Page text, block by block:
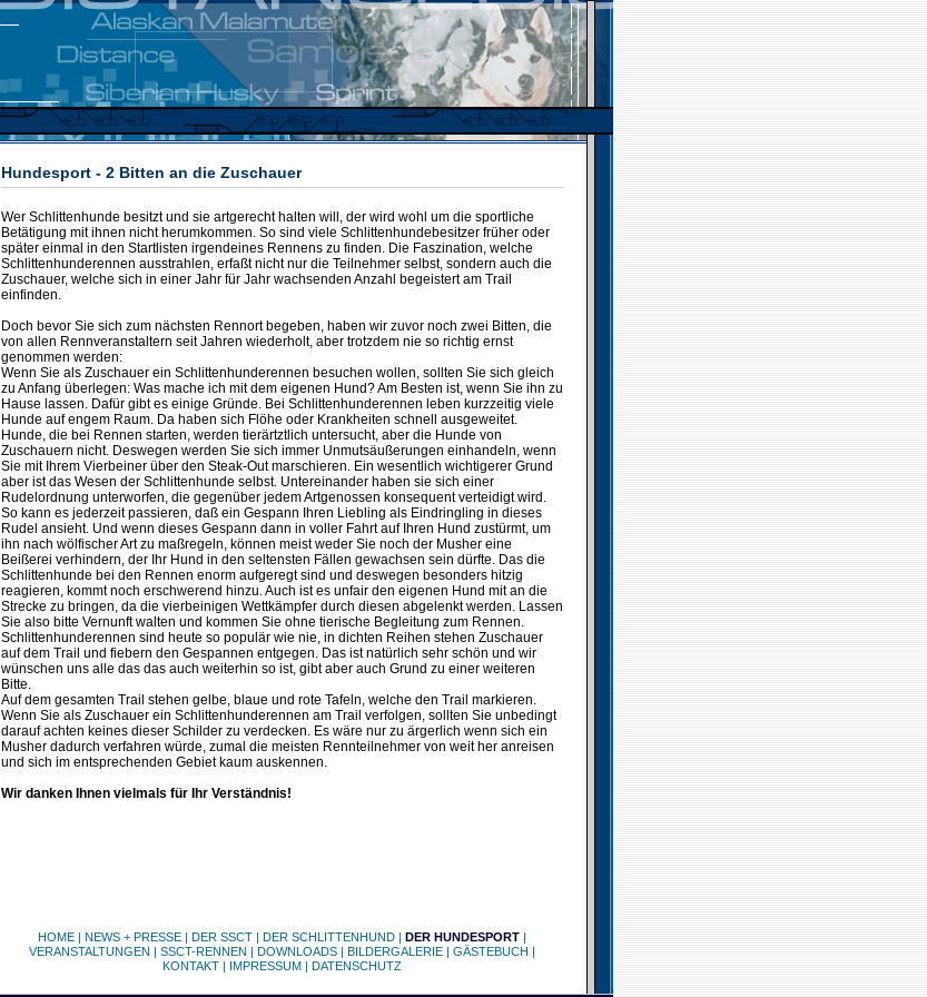
Hundesport - 2 Bitten an die Zuschauer
Wer Schlittenhunde besitzt und sie artgerecht halten will, der wird wohl um die sportliche
Betätigung mit ihnen nicht herumkommen. So sind viele Schlittenhundebesitzer früher oder
später einmal in den Startlisten irgendeines Rennens zu finden. Die Faszination, welche
Schlittenhunderennen ausstrahlen, erfaßt nicht nur die Teilnehmer selbst, sondern auch die
Zuschauer, welche sich in einer Jahr für Jahr wachsenden Anzahl begeistert am Trail
einfinden.
Doch bevor Sie sich zum nächsten Rennort begeben, haben wir zuvor noch zwei Bitten, die
von allen Rennveranstaltern seit Jahren wiederholt, aber trotzdem nie so richtig ernst
genommen werden:
Wenn Sie als Zuschauer ein Schlittenhunderennen besuchen wollen, sollten Sie sich gleich
zu Anfang überlegen: Was mache ich mit dem eigenen Hund? Am Besten ist, wenn Sie ihn zu
Hause lassen. Dafür gibt es einige Gründe. Bei Schlittenhunderennen leben kurzzeitig viele
Hunde auf engem Raum. Da haben sich Flöhe oder Krankheiten schnell ausgeweitet.
Hunde, die bei Rennen starten, werden tierärtztlich untersucht, aber die Hunde von
Zuschauern nicht. Deswegen werden Sie sich immer Unmutsäußerungen einhandeln, wenn
Sie mit Ihrem Vierbeiner über den Steak-Out marschieren. Ein wesentlich wichtigerer Grund
aber ist das Wesen der Schlittenhunde selbst. Untereinander haben sie sich einer
Rudelordnung unterworfen, die gegenüber jedem Artgenossen konsequent verteidigt wird.
So kann es jederzeit passieren, daß ein Gespann Ihren Liebling als Eindringling in dieses
Rudel ansieht. Und wenn dieses Gespann dann in voller Fahrt auf Ihren Hund zustürmt, um
ihn nach wölfischer Art zu maßregeln, können meist weder Sie noch der Musher eine
Beißerei verhindern, der Ihr Hund in den seltensten Fällen gewachsen sein dürfte. Das die
Schlittenhunde bei den Rennen enorm aufgeregt sind und deswegen besonders hitzig
reagieren, kommt noch erschwerend hinzu. Auch ist es unfair den eigenen Hund mit an die
Strecke zu bringen, da die vierbeinigen Wettkämpfer durch diesen abgelenkt werden. Lassen
Sie also bitte Vernunft walten und kommen Sie ohne tierische Begleitung zum Rennen.
Schlittenhunderennen sind heute so populär wie nie, in dichten Reihen stehen Zuschauer
auf dem Trail und fiebern den Gespannen entgegen. Das ist natürlich sehr schön und wir
wünschen uns alle das das auch weiterhin so ist, gibt aber auch Grund zu einer weiteren
Bitte.
Auf dem gesamten Trail stehen gelbe, blaue und rote Tafeln, welche den Trail markieren.
Wenn Sie als Zuschauer ein Schlittenhunderennen am Trail verfolgen, sollten Sie unbedingt
darauf achten keines dieser Schilder zu verdecken. Es wäre nur zu ärgerlich wenn sich ein
Musher dadurch verfahren würde, zumal die meisten Rennteilnehmer von weit her anreisen
und sich im entsprechenden Gebiet kaum auskennen.
Wir danken Ihnen vielmals für Ihr Verständnis!
HOME| NEWS + PRESSE| DER SSCT| DER SCHLITTENHUND| DER HUNDESPORT|
VERANSTALTUNGEN | SSCT-RENNEN | DOWNLOADS| BILDERGALERIE| GÄSTEBUCH |
KONTAKT| IMPRESSUM| DATENSCHUTZ